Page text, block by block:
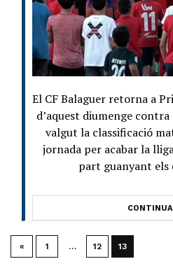
El CF Balaguer retorna a
d’aquest diumenge
valgut la classificació
jornada per acabar la
part guanyant els
« 1 … 12 13